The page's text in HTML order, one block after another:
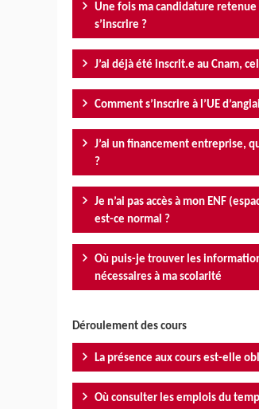
Une fois ma candidature
s’inscrire ?
J’ai déjà été inscrit.e au Cnam,
Comment s’inscrire à l’UE
J’ai un financement entreprise,
?
Je n’ai pas accès à mon ENF
est-ce normal ?
Où puis-je trouver les
nécessaires à ma scolarité
Déroulement des cours
La présence aux cours est-elle
Où consulter les emplois du